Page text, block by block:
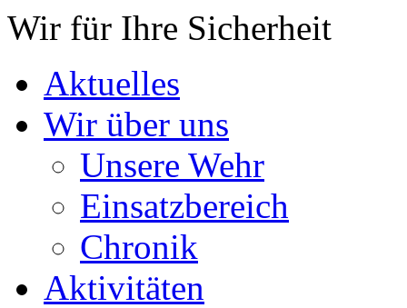
Wir für Ihre Sicherheit
Aktuelles
Wir über uns
Unsere Wehr
Einsatzbereich
Chronik
Aktivitäten